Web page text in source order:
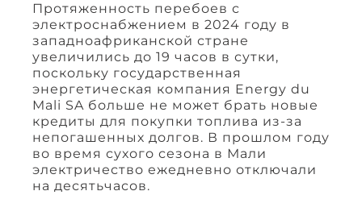
Протяженность перебоев с
электроснабжением в 2024 году в
западноафриканской стране
увеличились до 19 часов в сутки,
поскольку государственная
энергетическая компания Energy du
Mali SA больше не может брать новые
кредиты для покупки топлива из-за
непогашенных долгов. В прошлом году
во время сухого сезона в Мали
электричество ежедневно отключали
на десятьчасов.